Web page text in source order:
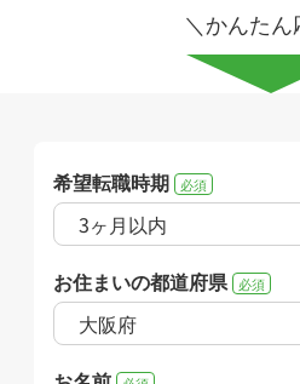
＼かんたん
希望転職時期 必須
お住まいの都道府県 必須